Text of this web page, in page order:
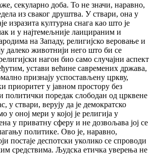
секуларно доба. То не значи, наравно,
из сваког друштва. У ствари, она у
изразита културна снага као што је
и у најтемељније лаицираним и
на Западу, религијско веровање и
далеко животнији него што би се
нагон био само случајни аспект
устави већине савремених држава,
признају успостављену цркву,
приоритет у јавном простору без
политички поредак слободан од црквене
у ствари, верују да је демократско
у оној мери у којој је религија у
у приватну сферу и не дозвољава јој се
политике. Ово је, наравно,
постаје деспотски уколико се спроводи
средствима. Људска етичка уверења не